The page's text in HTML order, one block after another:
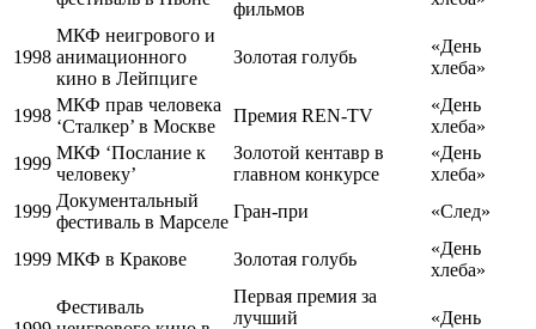
фильмов
1998
МКФ неигрового и
анимационного
кино в Лейпциге
Золотая голубь
«День
хлеба»
1998
МКФ прав человека
‘Сталкер’ в Москве
Премия REN-TV
«День
хлеба»
1999
МКФ ‘Послание к
человеку’
Золотой кентавр в
главном конкурсе
«День
хлеба»
1999
Документальный
фестиваль в Марселе
Гран-при «След»
1999 МКФ в Кракове Золотая голубь
«День
хлеба»
Фестиваль
Первая премия за
лучший
«День